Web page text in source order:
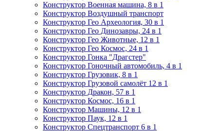
Конструктор Военная машина, 8 в 1
Конструктор Воздушный транспорт
Конструктор Гео Археология, 30 в 1
Конструктор Гео Динозавры, 24 в 1
Конструктор Гео Животные, 12 в 1
Конструктор Гео Космос, 24 в 1
Конструктор Гонка "Драгстер"
Конструктор Гоночный автомобиль, 4 в 1
Конструктор Грузовик, 8 в 1
Конструктор Грузовой самолёт 12 в 1
Конструктор Дракон, 57 в 1
Конструктор Космос, 16 в 1
Конструктор Машины, 12 в 1
Конструктор Паук, 12 в 1
Конструктор Спецтранспорт 6 в 1